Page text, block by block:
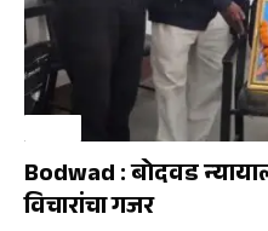
Bodwad : बोदवड
विचारांचा गजर